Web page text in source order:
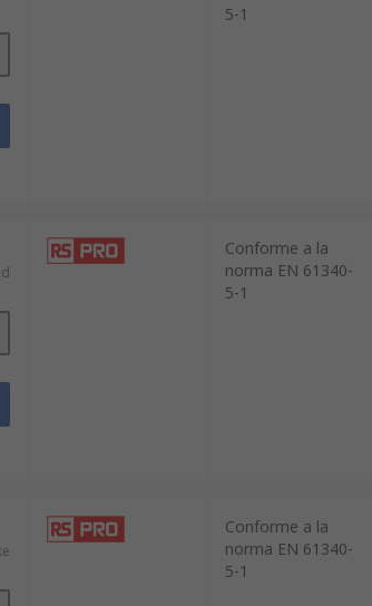
5-1
Conforme a la
norma EN 61340-
5-1
Conforme a la
norma EN 61340-
5-1